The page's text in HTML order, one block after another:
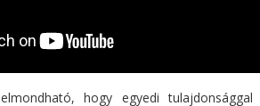
hogy egyedi tulajdonsággal